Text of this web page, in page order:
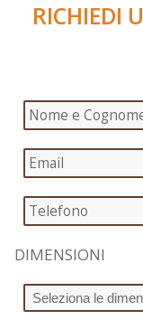
RICHIEDI
DIMENSIONI